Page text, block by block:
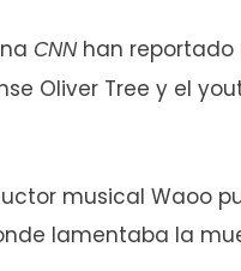
CNNhan reportado
Oliver Tree y el
musical Waoo
lamentaba la